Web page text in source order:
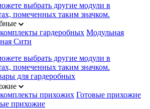
выбрать другие модули в
помеченных таким значком.
гардеробных Модульная
Сити
выбрать другие модули в
помеченных таким значком.
для гардеробных
прихожих Готовые прихожие
прихожие